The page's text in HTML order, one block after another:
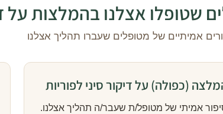
שטופלו אצלנו בהמלצות על
אמיתיים של מטופלים שעברו תהליך אצלנו
(כפולה) על דיקור סיני לפוריות
אמיתי של מטופל/ת שעבר/ה תהליך אצלנו.